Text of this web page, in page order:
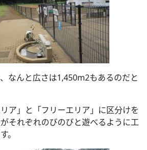
なんと広さは1,450m2もあるのだと
ア」と「フリーエリア」に区分けを
それぞれのびのびと遊べるように工
。